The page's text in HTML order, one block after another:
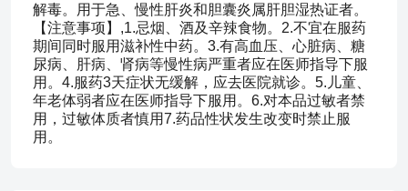
解毒。用于急、慢性肝炎和胆囊炎属肝胆湿热证者。
【注意事项】,1.忌烟、酒及辛辣食物。2.不宜在服药
期间同时服用滋补性中药。3.有高血压、心脏病、糖
尿病、肝病、肾病等慢性病严重者应在医师指导下服
用。4.服药3天症状无缓解，应去医院就诊。5.儿童、
年老体弱者应在医师指导下服用。6.对本品过敏者禁
用，过敏体质者慎用7.药品性状发生改变时禁止服
用。